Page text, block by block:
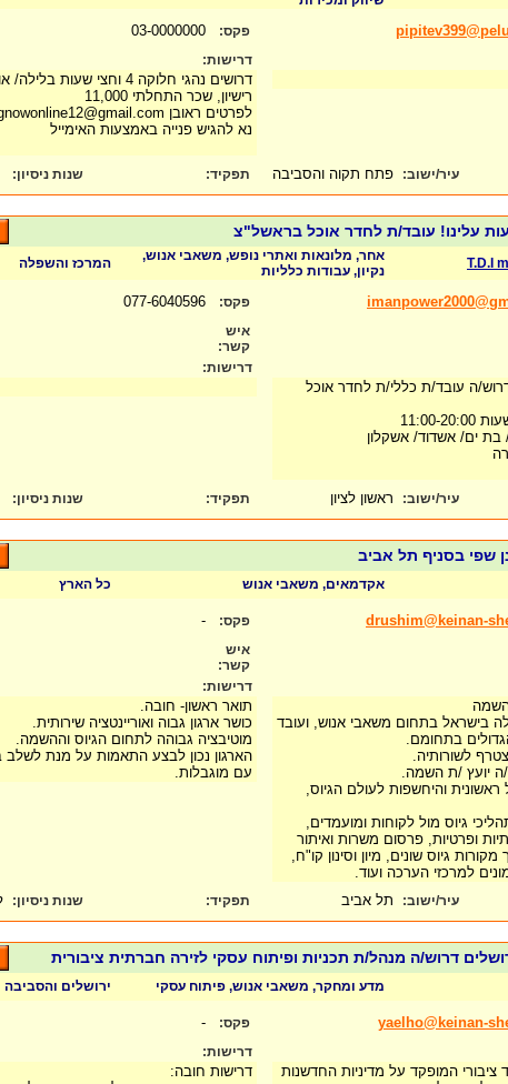
פקס:
דרישות:
דרושים נהגי חלוקה 4 וחצי
רישיון, שכר התחלתי 11,000
לפרטים ראובן workingnowonline12@gmail.com
נא להגיש פנייה באמצעות האימייל
עיר/ישוב: פתח תקוה והסביבה תפקיד: שנות ניסיון:
עלינו! עובד/ת לחדר אוכל בראשל"צ
T.D.I
אחר, מלונאות ואתרי נופש, משאבי אנוש,
נקיון, עבודות כלליות
המרכז והשפלה
פקס:
איש
קשר:
ה עובד/ת כללי/ת לחדר אוכל
20:00
ים/ אשדוד/ אשקלון
דרישות:
עיר/ישוב: ראשון לציון תפקיד: שנות ניסיון:
שפי בסניף תל אביב
אקדמאים, משאבי אנוש כל הארץ
drushim@keinan- פקס: -
איש
קשר:
השמה
בישראל בתחום משאבי אנוש, ועובד
בתחומם.
לשורותיה.
/ה יועץ /ת השמה.
והיחשפות לעולם הגיוס,
גיוס מול לקוחות ומועמדים,
ופרטיות, פרסום משרות ואיתור
גיוס שונים, מיון וסינון קו"ח,
למרכזי הערכה ועוד.
דרישות:
תואר ראשון- חובה.
כושר ארגון גבוה ואוריינטציה שירותית.
מוטיבציה גבוהה לתחום הגיוס וההשמה.
הארגון נכון לבצע התאמות על מנת לשלב
עם מוגבלות.
עיר/ישוב: תל אביב תפקיד: שנות ניסיון:
דרוש/ה מנהל/ת תכניות ופיתוח עסקי לזירה חברתית ציבורית
מדע ומחקר, משאבי אנוש, פיתוח עסקי ירושלים והסביבה
yaelho@keinan- פקס: -
המופקד על מדיניות החדשנות
דרישות:
דרישות חובה: